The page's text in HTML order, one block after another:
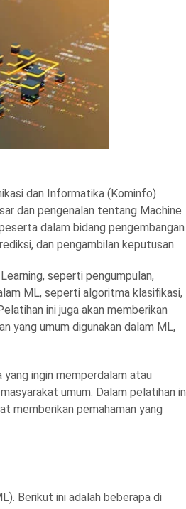
dan Informatika (Kominfo)
dan pengenalan tentang Machine
dalam bidang pengembangan
dan pengambilan keputusan.
seperti pengumpulan,
ML, seperti algoritma klasifikasi,
ini juga akan memberikan
yang umum digunakan dalam ML,
ingin memperdalam atau
umum. Dalam pelatihan
memberikan pemahaman yang
Berikut ini adalah beberapa di